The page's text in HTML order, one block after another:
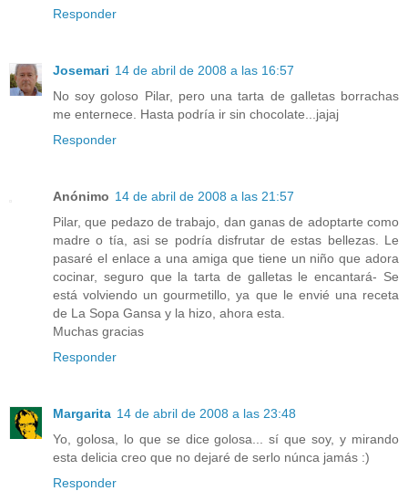
Responder
Josemari 14 de abril de 2008 a las 16:57
No soy goloso Pilar, pero una tarta de galletas borrachas
me enternece. Hasta podría ir sin chocolate...jajaj
Responder
Anónimo 14 de abril de 2008 a las 21:57
Pilar, que pedazo de trabajo, dan ganas de adoptarte como
madre o tía, asi se podría disfrutar de estas bellezas. Le
pasaré el enlace a una amiga que tiene un niño que adora
cocinar, seguro que la tarta de galletas le encantará- Se
está volviendo un gourmetillo, ya que le envié una receta
de La Sopa Gansa y la hizo, ahora esta.
Muchas gracias
Responder
Margarita 14 de abril de 2008 a las 23:48
Yo, golosa, lo que se dice golosa... sí que soy, y mirando
esta delicia creo que no dejaré de serlo núnca jamás :)
Responder